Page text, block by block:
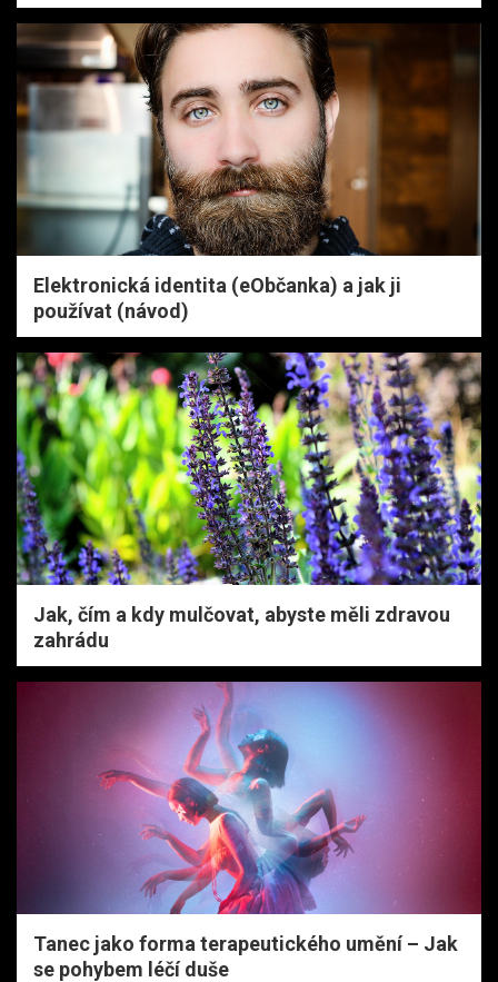
Elektronická identita (eObčanka) a jak ji
používat (návod)
Jak, čím a kdy mulčovat, abyste měli zdravou
zahrádu
Tanec jako forma terapeutického umění – Jak
se pohybem léčí duše